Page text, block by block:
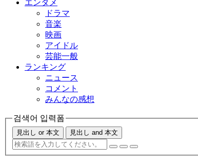
エンタメ
ドラマ
音楽
映画
アイドル
芸能一般
ランキング
ニュース
コメント
みんなの感想
검색어 입력폼
見出し or 本文 見出し and 本文